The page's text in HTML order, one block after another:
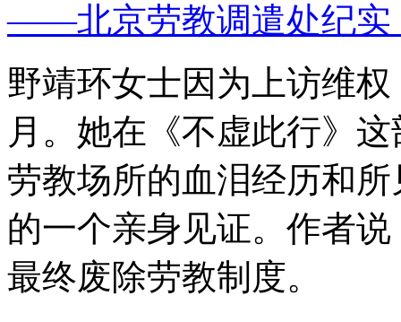
——北京劳教调遣处纪实
野靖环女士因为上访维
月。她在《不虚此行》
劳教场所的血泪经历和
的一个亲身见证。作者
最终废除劳教制度。